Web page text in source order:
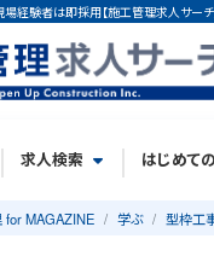
経験者は即採用【施工管理求人サーチ
求人検索 はじめて
for MAGAZINE 学ぶ 型枠工